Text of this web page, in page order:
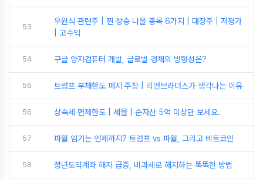
53
우원식 관련주 | 찐 상승 나올 종목 6가지 | 대장주 | 저평가
| 고수익
54 구글 양자컴퓨터 개발, 글로벌 경제의 방향성은?
55 트럼프 부채한도 폐지 주장 | 리먼브라더스가 생각나는 이유
56 상속세 면제한도 | 세율 | 순자산 5억 이상만 보세요.
57 파월 임기는 언제까지? 트럼프 vs 파월, 그리고 비트코인
58 청년도약계좌 해지 급증, 비과세로 해지하는 똑똑한 방법